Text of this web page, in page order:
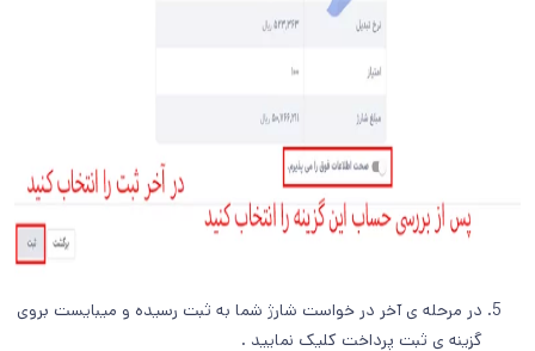
در مرحله ی آخر در خواست شارژ شما به ثبت رسیده و میبایست بروی
گزینه ی ثبت پرداخت کلیک نمایید .